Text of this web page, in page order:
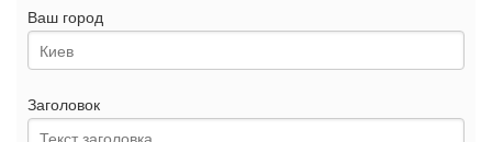
Ваш город
Заголовок